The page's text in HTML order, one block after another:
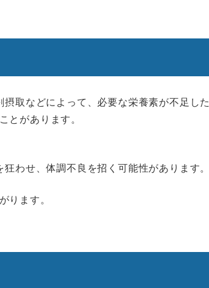
取などによって、必要な栄養素が不足した
とがあります。
わせ、体調不良を招く可能性があります。
ります。